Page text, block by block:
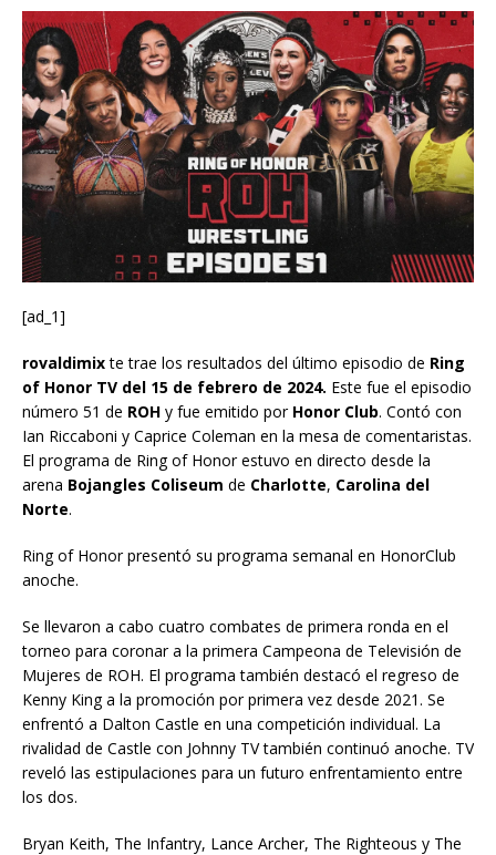
[ad_1]
rovaldimixte trae los resultados del último episodio de Ring
of Honor TV del 15 de febrero de 2024. Este fue el episodio
número 51 de ROH y fue emitido por Honor Club. Contó con
Ian Riccaboni y Caprice Coleman en la mesa de comentaristas.
El programa de Ring of Honor estuvo en directo desde la
arena Bojangles Coliseum de Charlotte, Carolina del
Norte.
Ring of Honor presentó su programa semanal en HonorClub
anoche.
Se llevaron a cabo cuatro combates de primera ronda en el
torneo para coronar a la primera Campeona de Televisión de
Mujeres de ROH. El programa también destacó el regreso de
Kenny King a la promoción por primera vez desde 2021. Se
enfrentó a Dalton Castle en una competición individual. La
rivalidad de Castle con Johnny TV también continuó anoche. TV
reveló las estipulaciones para un futuro enfrentamiento entre
los dos.
Bryan Keith, The Infantry, Lance Archer, The Righteous y The